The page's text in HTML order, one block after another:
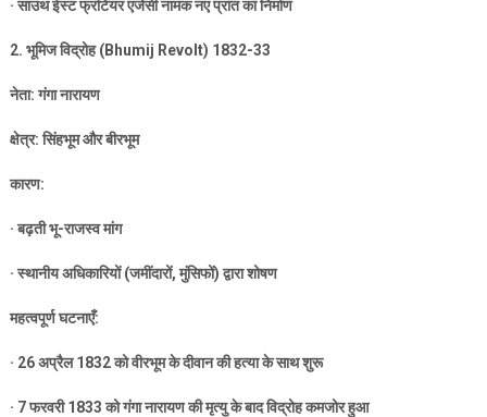
·साउथ ईस्ट फ्रंटियर एजेंसी नामक नए प्रांत का निर्माण
2. भूमिज विद्रोह (Bhumij Revolt) 1832-33
नेता: गंगा नारायण
क्षेत्र: सिंहभूम और बीरभूम
कारण:
·बढ़ती भू-राजस्व मांग
·स्थानीय अधिकारियों (जमींदारों,मुंसिफों) द्वारा शोषण
महत्वपूर्ण घटनाएँ:
· 26अप्रैल1832को वीरभूम के दीवान की हत्या के साथ शुरू
· 7फरवरी1833को गंगा नारायण की मृत्यु के बाद विद्रोह कमजोर हुआ